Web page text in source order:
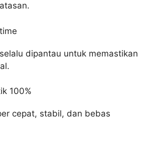
dipantau untuk memastikan
100%
cepat, stabil, dan bebas